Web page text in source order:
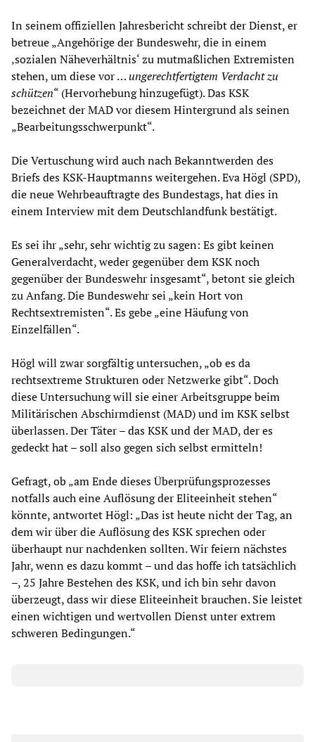
In seinem offiziellen Jahresbericht schreibt der Dienst, er
betreue „Angehörige der Bundeswehr, die in einem
‚sozialen Näheverhältnis‘ zu mutmaßlichen Extremisten
stehen, um diese vor …ungerechtfertigtem Verdacht zu
schützen“ (Hervorhebung hinzugefügt). Das KSK
bezeichnet der MAD vor diesem Hintergrund als seinen
„Bearbeitungsschwerpunkt“.
Die Vertuschung wird auch nach Bekanntwerden des
Briefs des KSK-Hauptmanns weitergehen. Eva Högl (SPD),
die neue Wehrbeauftragte des Bundestags, hat dies in
einem Interview mit dem Deutschlandfunk bestätigt.
Es sei ihr „sehr, sehr wichtig zu sagen: Es gibt keinen
Generalverdacht, weder gegenüber dem KSK noch
gegenüber der Bundeswehr insgesamt“, betont sie gleich
zu Anfang. Die Bundeswehr sei „kein Hort von
Rechtsextremisten“. Es gebe „eine Häufung von
Einzelfällen“.
Högl will zwar sorgfältig untersuchen, „ob es da
rechtsextreme Strukturen oder Netzwerke gibt“. Doch
diese Untersuchung will sie einer Arbeitsgruppe beim
Militärischen Abschirmdienst (MAD) und im KSK selbst
überlassen. Der Täter – das KSK und der MAD, der es
gedeckt hat – soll also gegen sich selbst ermitteln!
Gefragt, ob „am Ende dieses Überprüfungsprozesses
notfalls auch eine Auflösung der Eliteeinheit stehen“
könnte, antwortet Högl: „Das ist heute nicht der Tag, an
dem wir über die Auflösung des KSK sprechen oder
überhaupt nur nachdenken sollten. Wir feiern nächstes
Jahr, wenn es dazu kommt – und das hoffe ich tatsächlich
–, 25 Jahre Bestehen des KSK, und ich bin sehr davon
überzeugt, dass wir diese Eliteeinheit brauchen. Sie leistet
einen wichtigen und wertvollen Dienst unter extrem
schweren Bedingungen.“